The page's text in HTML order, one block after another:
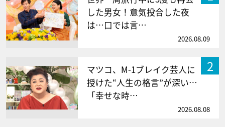
した男女！意気投合した夜
は…口では言…
2026.08.09
2
マツコ、M-1ブレイク芸人に
授けた“人生の格言”が深い…
「幸せな時…
2026.08.08